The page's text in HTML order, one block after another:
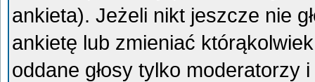
ankieta). Jeżeli nikt jeszcze nie
ankietę lub zmieniać
oddane głosy tylko moderatorzy